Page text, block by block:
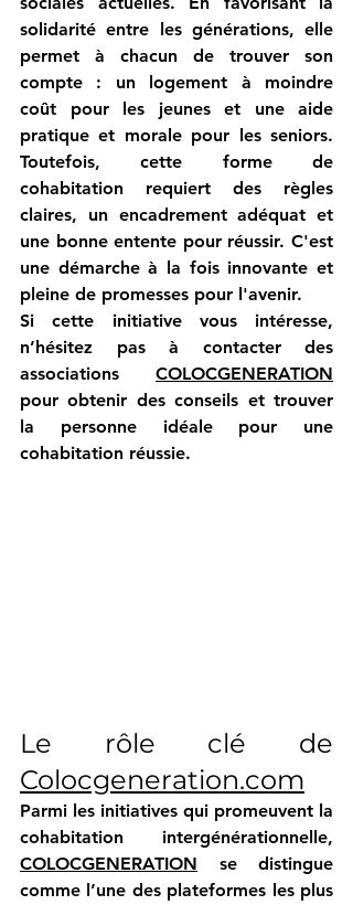
solidarité entre les générations, elle
permet à chacun de trouver son
compte : un logement à moindre
coût pour les jeunes et une aide
pratique et morale pour les seniors.
Toutefois, cette forme de
cohabitation requiert des règles
claires, un encadrement adéquat et
une bonne entente pour réussir. C'est
une démarche à la fois innovante et
pleine de promesses pour l'avenir.
Si cette initiative vous intéresse,
n’hésitez pas à contacter des
associations COLOCGENERATION
pour obtenir des conseils et trouver
la personne idéale pour une
cohabitation réussie.
Colocgeneration.com
Parmi les initiatives qui promeuvent la
COLOCGENERATION se distingue
comme l’une des plateformes les plus